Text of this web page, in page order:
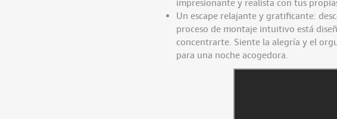
Un escape relajante y gratificante:
proceso de montaje intuitivo está
concentrarte. Siente la alegría y el
para una noche acogedora.